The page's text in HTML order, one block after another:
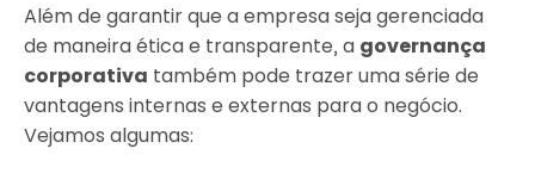
Além de garantir que a empresa seja gerenciada
de maneira ética e transparente, a governança
corporativa também pode trazer uma série de
vantagens internas e externas para o negócio.
Vejamos algumas: